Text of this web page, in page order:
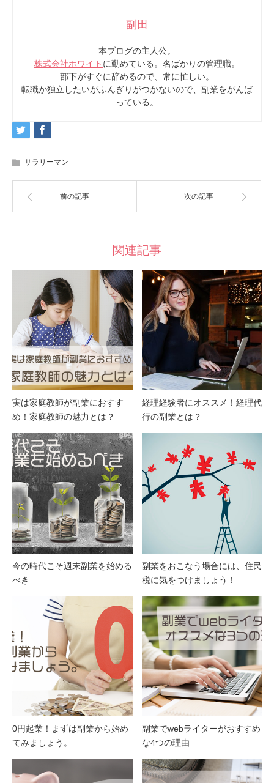
副田
本ブログの主人公。
株式会社ホワイト に勤めている。名ばかりの管理職。
部下がすぐに辞めるので、常に忙しい。
転職か独立したいがふんぎりがつかないので、副業をがんば
っている。
サラリーマン
前の記事 次の記事
関連記事
実は家庭教師が副業におすす
め！家庭教師の魅力とは？
経理経験者にオススメ！経理代
行の副業とは？
今の時代こそ週末副業を始める
べき
副業をおこなう場合には、住民
税に気をつけましょう！
0円起業！まずは副業から始め
てみましょう。
副業でwebライターがおすすめ
な4つの理由